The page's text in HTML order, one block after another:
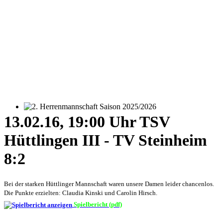
2. Herrenmannschaft Saison 2025/2026
13.02.16, 19:00 Uhr TSV
Hüttlingen III - TV Steinheim
8:2
Bei der starken Hüttlinger Mannschaft waren unsere Damen leider chancenlos.
Die Punkte erzielten: Claudia Kinski und Carolin Hirsch.
Spielbericht (pdf)